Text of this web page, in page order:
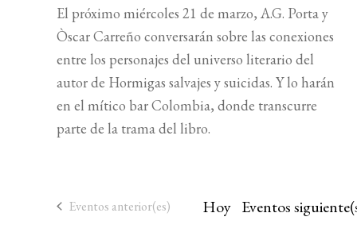
menú
hijo
CONTACTO
MI CUENTA
BUSCAR
El próximo miércoles 21 de marzo, A.G. Porta y
Òscar Carreño conversarán sobre las conexiones
entre los personajes del universo literario del
autor de Hormigas salvajes y suicidas. Y lo harán
en el mítico bar Colombia, donde transcurre
parte de la trama del libro.
Eventos anterior(es) Hoy Eventos